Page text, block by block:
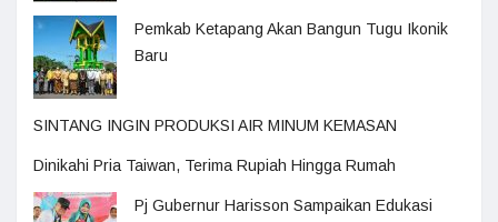
Pemkab Ketapang Akan Bangun Tugu Ikonik
Baru
SINTANG INGIN PRODUKSI AIR MINUM KEMASAN
Dinikahi Pria Taiwan, Terima Rupiah Hingga Rumah
Pj Gubernur Harisson Sampaikan Edukasi